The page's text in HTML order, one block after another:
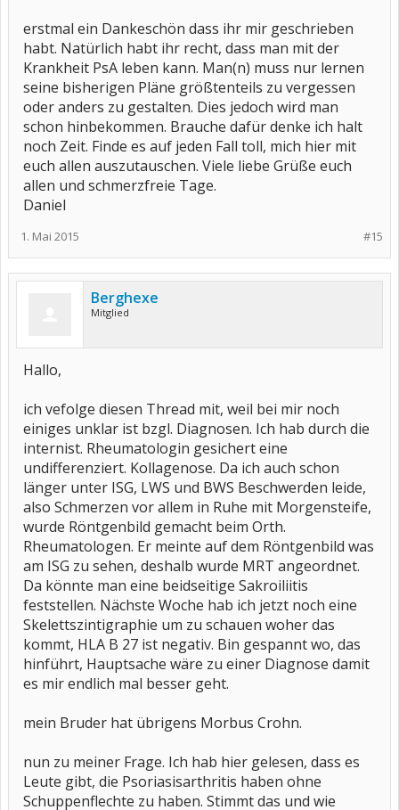
erstmal ein Dankeschön dass ihr mir geschrieben
habt. Natürlich habt ihr recht, dass man mit der
Krankheit PsA leben kann. Man(n) muss nur lernen
seine bisherigen Pläne größtenteils zu vergessen
oder anders zu gestalten. Dies jedoch wird man
schon hinbekommen. Brauche dafür denke ich halt
noch Zeit. Finde es auf jeden Fall toll, mich hier mit
euch allen auszutauschen. Viele liebe Grüße euch
allen und schmerzfreie Tage.
Daniel
#15
1. Mai 2015
Berghexe
Mitglied
Hallo,
ich vefolge diesen Thread mit, weil bei mir noch
einiges unklar ist bzgl. Diagnosen. Ich hab durch die
internist. Rheumatologin gesichert eine
undifferenziert. Kollagenose. Da ich auch schon
länger unter ISG, LWS und BWS Beschwerden leide,
also Schmerzen vor allem in Ruhe mit Morgensteife,
wurde Röntgenbild gemacht beim Orth.
Rheumatologen. Er meinte auf dem Röntgenbild was
am ISG zu sehen, deshalb wurde MRT angeordnet.
Da könnte man eine beidseitige Sakroiliitis
feststellen. Nächste Woche hab ich jetzt noch eine
Skelettszintigraphie um zu schauen woher das
kommt, HLA B 27 ist negativ. Bin gespannt wo, das
hinführt, Hauptsache wäre zu einer Diagnose damit
es mir endlich mal besser geht.
mein Bruder hat übrigens Morbus Crohn.
nun zu meiner Frage. Ich hab hier gelesen, dass es
Leute gibt, die Psoriasisarthritis haben ohne
Schuppenflechte zu haben. Stimmt das und wie